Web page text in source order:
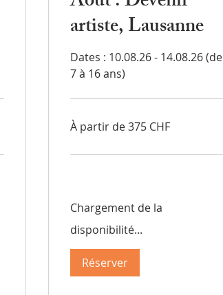
artiste, Lausanne
Dates : 10.08.26 - 14.08.26 (de
7 à 16 ans)
À
partir
suisses
À partir de 375 CHF
Chargement de la
disponibilité...
Réserver